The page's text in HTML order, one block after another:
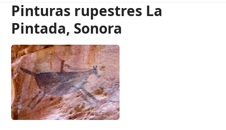
Pinturas rupestres La
Pintada, Sonora